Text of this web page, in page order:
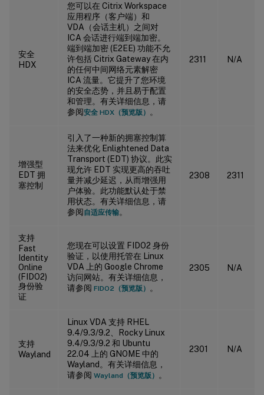
安全
HDX
您可以在 Citrix Workspace
应用程序（客户端）和
VDA（会话主机）之间对
ICA 会话进行端到端加密。
端到端加密 (E2EE) 功能不允
许包括 Citrix Gateway 在内
的任何中间网络元素解密
ICA 流量。它提升了您环境
的安全态势，并且易于配置
和管理。有关详细信息，请
参阅安全 HDX（预览版） 。
2311 N/A
增强型
EDT 拥
塞控制
引入了一种新的拥塞控制算
法来优化 Enlightened Data
Transport (EDT) 协议。此实
现允许 EDT 实现更高的吞吐
量并减少延迟，从而增强用
户体验。此功能默认处于禁
用状态。有关详细信息，请
参阅自适应传输。
2308 2311
支持
Fast
Identity
Online
(FIDO2)
身份验
证
您现在可以设置 FIDO2 身份
验证，以使用托管在 Linux
VDA 上的 Google Chrome
访问网站。有关详细信息，
请参阅 FIDO2（预览版） 。
2305 N/A
支持
Wayland
Linux VDA 支持 RHEL
9.4/9.3/9.2、Rocky Linux
9.4/9.3/9.2 和 Ubuntu
22.04 上的 GNOME 中的
Wayland。有关详细信息，
请参阅 Wayland（预览版） 。
2301 N/A